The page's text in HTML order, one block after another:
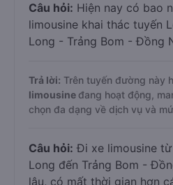
Câu hỏi: Hiện nay có bao
limousine khai thác tuyến
Long - Trảng Bom - Đồng
Trả lời: Trên tuyến đường này
limousine đang hoạt động,
chọn đa dạng về dịch vụ và
Câu hỏi: Đi xe limousine
Long đến Trảng Bom -
lâu, có mất thời gian hơn